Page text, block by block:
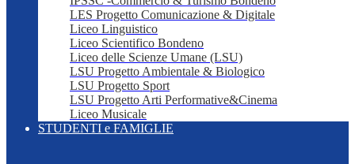
LES Progetto Comunicazione & Digitale
Liceo Linguistico
Liceo Scientifico Bondeno
Liceo delle Scienze Umane (LSU)
LSU Progetto Ambientale & Biologico
LSU Progetto Sport
LSU Progetto Arti Performative&Cinema
Liceo Musicale
STUDENTI e FAMIGLIE